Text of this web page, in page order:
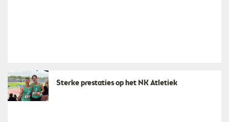
Sterke prestaties op het NK Atletiek